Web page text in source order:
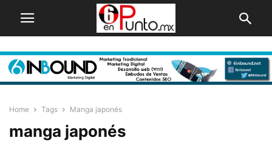
Home Tags Manga japonés
manga japonés